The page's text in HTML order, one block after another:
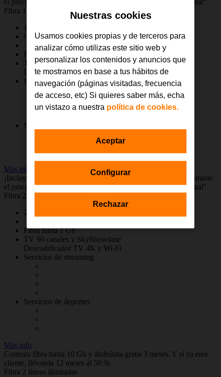
el proceso de contratación en el apartado "Añade línea adicional"
Fibra 1 línea
1 línea móvil 5G+
60 GB de datos
Fibra 600 Mb
TV 90 canales y SkyShowtime
Descodificador TV 4K y Wi-Fi
Servicios de streaming
Servicios de deportes
Más info
¡Incluye una línea móvil adicional a 0 €! Recuerda añadirla durante
el proceso de contratación en el apartado "Añade línea adicional"
Fibra 2 líneas ilimitadas
2 líneas móviles 5G+ con llamadas y GB ilimitados
Fibra hasta 1 Gb
TV 90 canales y SkyShowtime
Descodificador TV 4K y Wi-Fi
Servicios de streaming
Servicios de deportes
Más info
Contrata fibra hasta 10 Gb y disfrútala gratis 3 meses. Y si ya eres
cliente, llévatela 12 meses al 50 %
Fibra 2 líneas ilimitadas
Nuestras cookies
Usamos cookies propias y de terceros para
analizar cómo utilizas este sitio web y
personalizar los contenidos y anuncios que
te mostramos en base a tus hábitos de
navegación (páginas visitadas, frecuencia
de acceso, etc) Si quieres saber más, echa
un vistazo a nuestra política de cookies.
Configurar
Rechazar
Aceptar